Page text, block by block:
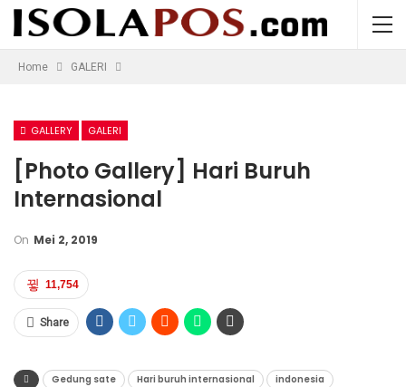
Home GALERI
Previous
GALLERY GALERI
[Photo Gallery] Hari Buruh
Internasional
On Mei 2, 2019
11,754
Share
Gedung sate Hari buruh internasional
indonesia